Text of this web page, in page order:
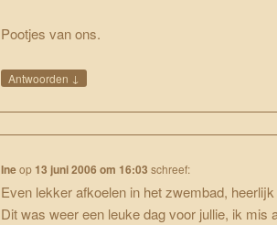
Pootjes van ons.
Antwoorden ↓
Ineop 13 juni 2006 om 16:03 schreef:
Even lekker afkoelen in het zwembad,
Dit was weer een leuke dag voor jullie, ik mis